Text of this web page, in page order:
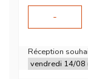
-
Réception